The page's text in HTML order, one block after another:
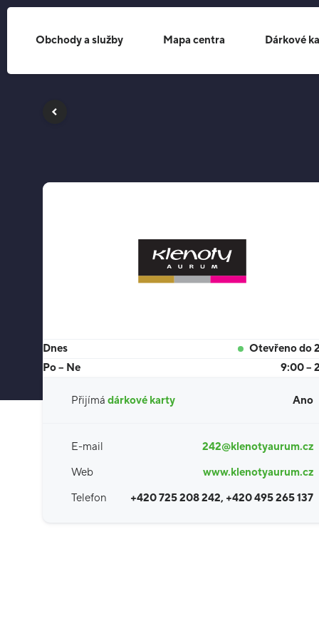
Obchody a služby Mapa centra Dárkové
Dnes
Otevřeno do
Po – Ne
9:00 –
Přijímá dárkové karty Ano
E-mail
242@klenotyaurum.cz
Web
www.klenotyaurum.cz
Telefon
+420 725 208 242, +420 495 265 137